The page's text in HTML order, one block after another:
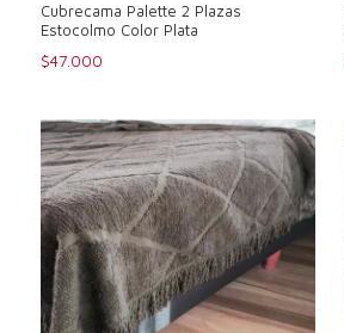
Cubrecama Palette 2 Plazas
Estocolmo Color Plata
$47.000